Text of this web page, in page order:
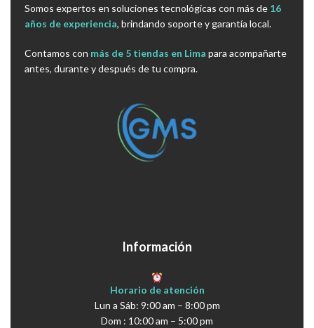
Somos expertos en soluciones tecnológicas con más de 16
años de experiencia, brindando soporte y garantía local.
Contamos con más de 5 tiendas en Lima para acompañarte
antes, durante y después de tu compra.
Información
Horario de atención
Lun a Sáb: 9:00 am – 8:00 pm
Dom : 10:00 am – 5:00 pm